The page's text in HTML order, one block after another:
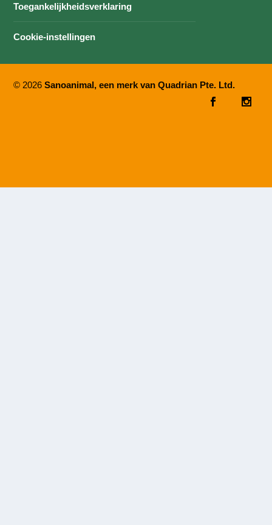
Toegankelijkheidsverklaring
Cookie-instellingen
© 2026Sanoanimal, een merk van Quadrian Pte. Ltd.